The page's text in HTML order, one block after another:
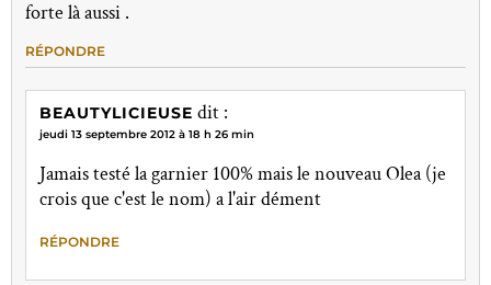
forte là aussi .
RÉPONDRE
BEAUTYLICIEUSE dit :
jeudi 13 septembre 2012 à 18 h 26 min
Jamais testé la garnier 100% mais le nouveau Olea (je
crois que c'est le nom) a l'air dément
RÉPONDRE